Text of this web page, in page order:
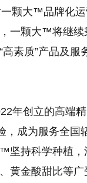
颗大™品牌化
一颗大™将继
素质”产品及服
年创立的高端
，成为服务全国
坚持科学种植
黄金酸甜比等